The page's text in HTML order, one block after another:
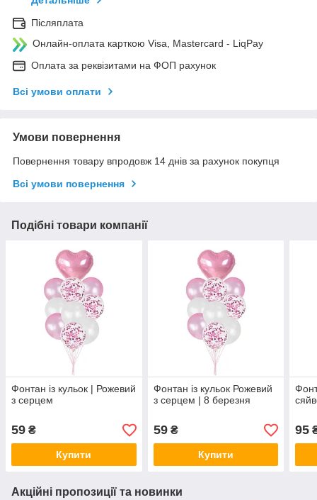
Післяплата
Онлайн-оплата карткою Visa, Mastercard - LiqPay
Оплата за реквізитами на ФОП рахунок
Всі умови оплати
Умови повернення
Повернення товару впродовж 14 днів за рахунок покупця
Всі умови повернення
Подібні товари компанії
Фонтан із кульок | Рожевий
з серцем
59 ₴
Купити
Фонтан із кульок Рожевий
з серцем | 8 березня
59₴
Купити
95
Акційні пропозиції та новинки